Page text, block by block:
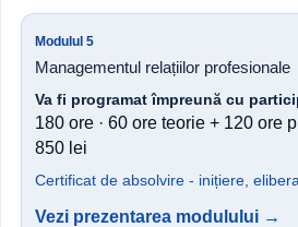
Modulul 5
Managementul relațiilor profesionale
Va fi programat împreună cu
180 ore · 60 ore teorie + 120 ore
850 lei
Certificat de absolvire - inițiere,
Vezi prezentarea modulului →